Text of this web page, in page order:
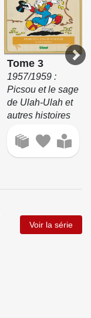
Tome 3
1957/1959 :
Picsou et le sage
de Ulah-Ulah et
autres histoires
Voir la série